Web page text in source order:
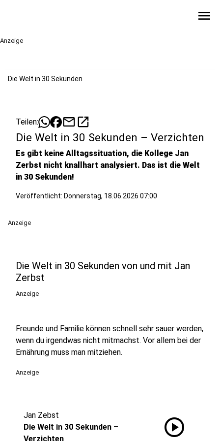
menu
Anzeige
Die Welt in 30 Sekunden
Teilen: mailopen_in_new
Die Welt in 30 Sekunden – Verzichten
Es gibt keine Alltagssituation, die Kollege Jan
Zerbst nicht knallhart analysiert. Das ist die Welt
in 30 Sekunden!
Veröffentlicht: Donnerstag, 18.06.2026 07:00
Anzeige
Die Welt in 30 Sekunden von und mit Jan
Zerbst
Anzeige
Freunde und Familie können schnell sehr sauer werden,
wenn du irgendwas nicht mitmachst. Vor allem bei der
Ernährung muss man mitziehen.
Anzeige
Jan Zebst
Die Welt in 30 Sekunden –
Verzichten
play_circle